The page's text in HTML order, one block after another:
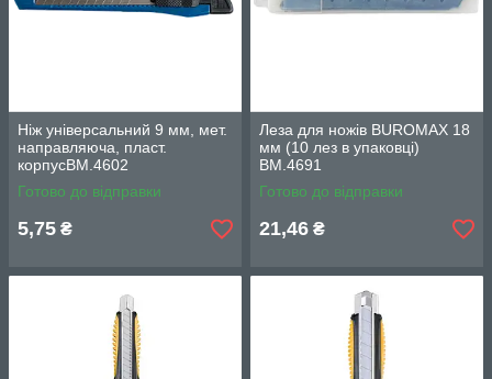
Ніж універсальний 9 мм, мет.
направляюча, пласт.
корпусВМ.4602
Готово до відправки
5,75 ₴
Леза для ножів BUROMAX 18
мм (10 лез в упаковці)
BM.4691
Готово до відправки
21,46 ₴